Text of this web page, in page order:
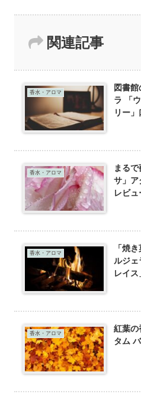
関連記事
香水・アロマ
図書
ラ 「
リー
香水・アロマ
まる
サ」ア
レビュ
香水・アロマ
「焼
ルジェ
レイ
香水・アロマ
紅葉の
タム